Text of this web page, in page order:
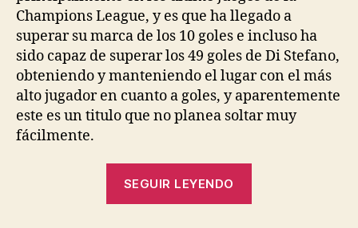
Champions League, y es que ha llegado a
superar su marca de los 10 goles e incluso ha
sido capaz de superar los 49 goles de Di Stefano,
obteniendo y manteniendo el lugar con el más
alto jugador en cuanto a goles, y aparentemente
este es un titulo que no planea soltar muy
fácilmente.
SEGUIR LEYENDO